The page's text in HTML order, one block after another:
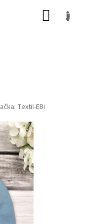
Textil-EBi